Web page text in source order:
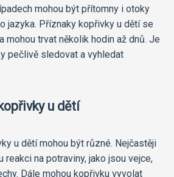
mohou být přítomny i otoky
jazyka. Příznaky kopřivky u dětí se
mohou trvat několik hodin až dnů. Je
pečlivě sledovat a vyhledat
u dětí
u dětí mohou být různé. Nejčastěji
reakci na potraviny, jako jsou vejce,
Dále mohou kopřivku vyvolat